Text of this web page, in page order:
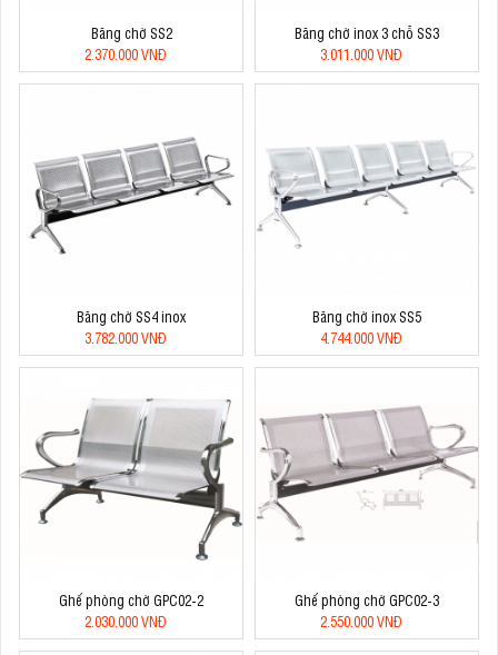
Băng chờ SS2
2.370.000 VNĐ
Băng chờ inox 3 chỗ SS3
3.011.000 VNĐ
Băng chờ SS4 inox
3.782.000 VNĐ
Băng chờ inox SS5
4.744.000 VNĐ
Ghế phòng chờ GPC02-2
2.030.000 VNĐ
Ghế phòng chờ GPC02-3
2.550.000 VNĐ